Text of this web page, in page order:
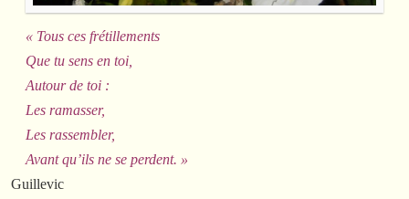
« Tous ces frétillements
Que tu sens en toi,
Autour de toi :
Les ramasser,
Les rassembler,
Avant qu’ils ne se perdent. »
Guillevic